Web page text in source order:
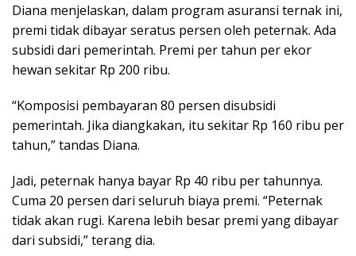
Diana menjelaskan, dalam program asuransi ternak ini,
premi tidak dibayar seratus persen oleh peternak. Ada
subsidi dari pemerintah. Premi per tahun per ekor
hewan sekitar Rp 200 ribu.
“Komposisi pembayaran 80 persen disubsidi
pemerintah. Jika diangkakan, itu sekitar Rp 160 ribu per
tahun,” tandas Diana.
Jadi, peternak hanya bayar Rp 40 ribu per tahunnya.
Cuma 20 persen dari seluruh biaya premi. “Peternak
tidak akan rugi. Karena lebih besar premi yang dibayar
dari subsidi,” terang dia.